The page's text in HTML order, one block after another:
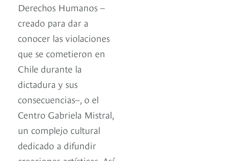
Derechos Humanos –
creado para dar a
conocer las violaciones
que se cometieron en
Chile durante la
dictadura y sus
consecuencias–, o el
Centro Gabriela Mistral,
un complejo cultural
dedicado a difundir